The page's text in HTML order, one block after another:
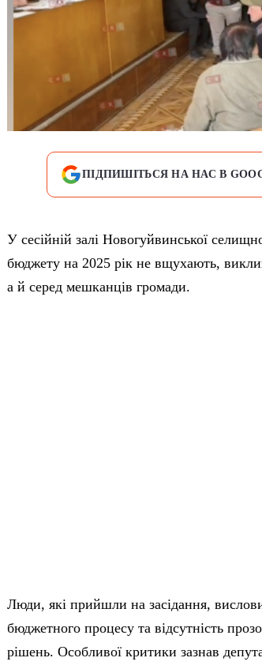
ПІДПИШІТЬСЯ НА НАС В
У сесійній залі Новогуйвинської
бюджету на 2025 рік не вщухають,
а й серед мешканців громади.
Люди, які прийшли на засідання,
бюджетного процесу та відсутність
рішень. Особливої критики зазнав